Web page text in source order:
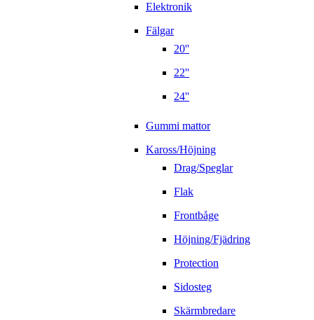
Elektronik
Fälgar
20''
22''
24''
Gummi mattor
Kaross/Höjning
Drag/Speglar
Flak
Frontbåge
Höjning/Fjädring
Protection
Sidosteg
Skärmbredare